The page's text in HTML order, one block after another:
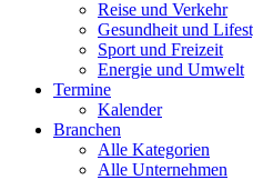
Reise und Verkehr
Gesundheit und
Sport und Freizeit
Energie und Umwelt
Termine
Kalender
Branchen
Alle Kategorien
Alle Unternehmen